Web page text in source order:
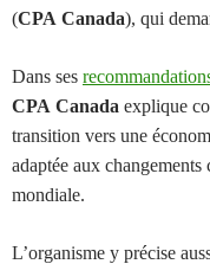
(CPA Canada), qui
Dans ses
CPA Canada explique
transition vers une
adaptée aux
mondiale.
L’organisme y précise